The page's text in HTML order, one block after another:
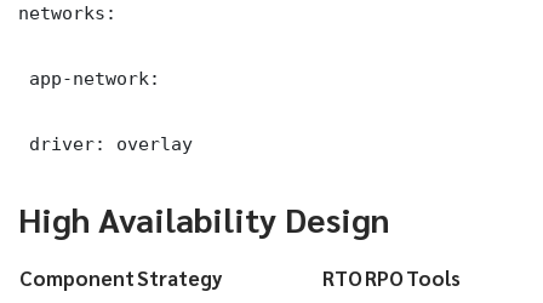
networks:
app-network:
driver: overlay
High Availability Design
ComponentStrategy RTORPOTools